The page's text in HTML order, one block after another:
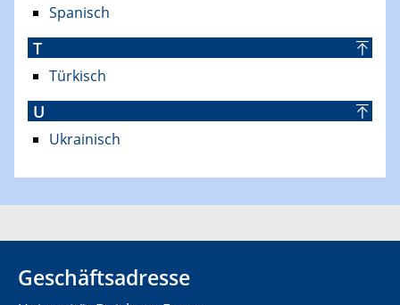
Spanisch
T
Türkisch
U
Ukrainisch
Geschäftsadresse